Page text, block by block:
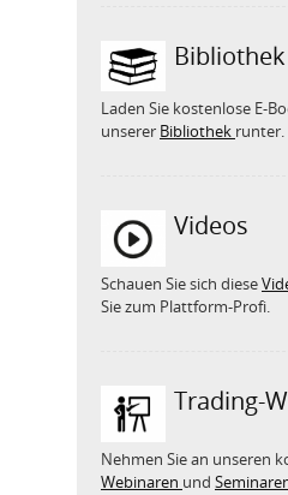
Bibliothek
Laden Sie kostenlose E-
unserer Bibliothek runter.
Videos
Schauen Sie sich diese
Sie zum Plattform-Profi.
Trading-
Nehmen Sie an unseren
Webinaren und